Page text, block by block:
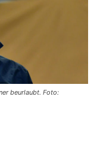
beurlaubt. Foto: